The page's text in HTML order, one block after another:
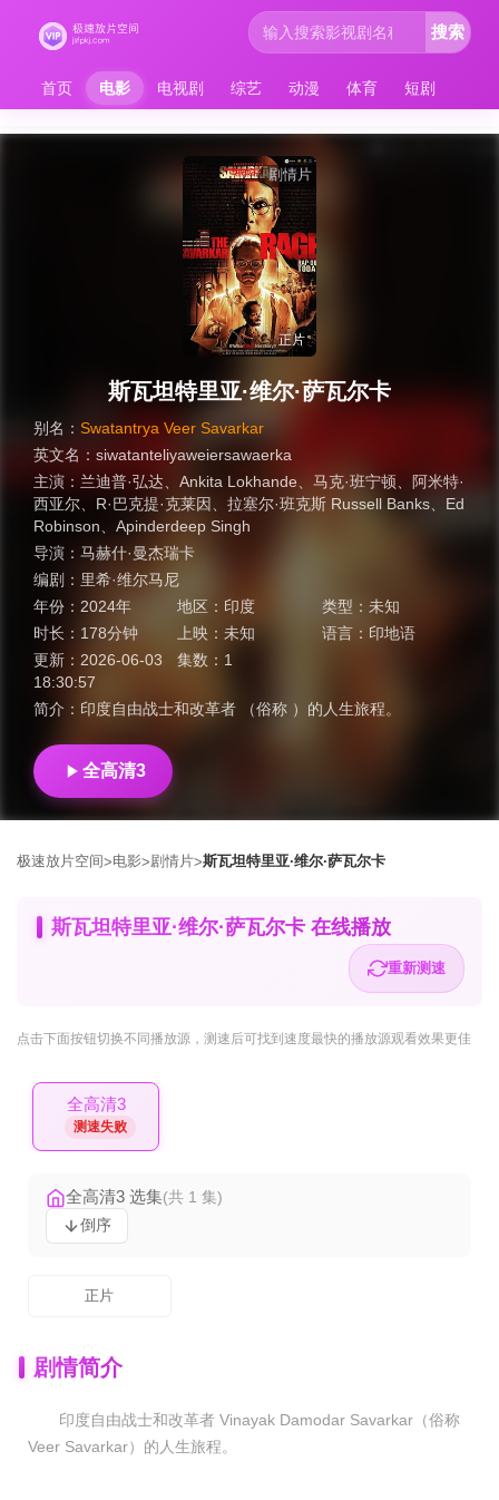
首页 电影 电视剧 综艺 动漫 体育 短剧
搜索
剧情片
正片
斯瓦坦特里亚·维尔·萨瓦尔卡
别名： Swatantrya Veer Savarkar
英文名： siwatanteliyaweiersawaerka
主演： 兰迪普·弘达 Ankita Lokhande 马克·班宁顿
阿米特·
西亚尔
R·巴克提·克莱因 拉塞尔·班克斯 Russell Banks
Ed
Robinson
Apinderdeep Singh
导演： 马赫什·曼杰瑞卡
编剧： 里希·维尔马尼
年份： 2024年 地区： 印度 类型： 未知
时长： 178分钟 上映：未知 语言： 印地语
更新： 2026-06-03
18:30:57
集数： 1
简介： 印度自由战士和改革者 （俗称 ）的人生旅程。
全高清3
极速放片空间>电影>剧情片>斯瓦坦特里亚·维尔·萨瓦尔卡
斯瓦坦特里亚·维尔·萨瓦尔卡 在线播放
重新测速
点击下面按钮切换不同播放源 ，测速后可找到速度最快的播放源观看效果更佳
全高清3
测速失败
全高清3 选集(共 1 集)
倒序
正片
剧情简介
印度自由战士和改革者 Vinayak Damodar Savarkar（俗称
Veer Savarkar）的人生旅程。